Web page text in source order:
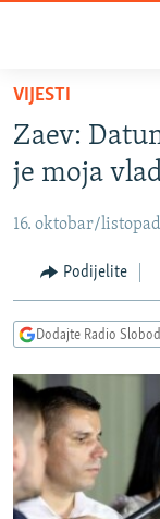
Pređite
glavni
sadržaj
Pređite
na
navigaciju
Pređite
na
BOSNA I
KOSOVO
CRNA GORA
VIDEO
FOTOGALERIJE
INFOGRAFIKE
PODCASTI
RAT U UKRAJINI
KINA NA
RSE PRIČE IZ
ISPRIČAJ MI
VIJESTI
Zaev:
je moja
16. oktobar/
Podijelite
Dodajte Radio